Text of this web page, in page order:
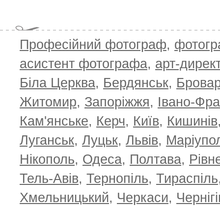
TOP 100 for May 2026 0 +6.59 ТОП 100
+4.30
Професійний фотограф,
асистент фотографа, арт-
Біла Церква, Бердянськ,
Житомир, Запоріжжя, Івано-
Кам'янське, Керч, Київ, Кишинів
Луганськ, Луцьк, Львів,
Нікополь, Одеса, Полтава,
Тель-Авів, Тернопіль, Тираспіль
Хмельницький, Черкаси,